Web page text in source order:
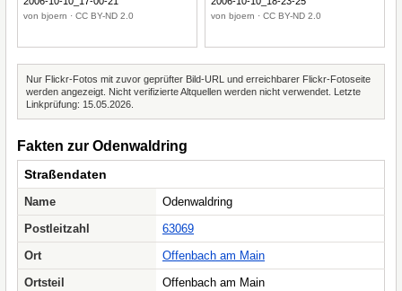
von bjoern · CC BY-ND 2.0 von bjoern · CC BY-ND 2.0
Nur Flickr-Fotos mit zuvor geprüfter Bild-URL und erreichbarer Flickr-Fotoseite
werden angezeigt. Nicht verifizierte Altquellen werden nicht verwendet. Letzte
Linkprüfung: 15.05.2026.
Fakten zur Odenwaldring
Straßendaten
Name
Odenwaldring
Postleitzahl
63069
Ort
Offenbach am Main
Ortsteil
Offenbach am Main